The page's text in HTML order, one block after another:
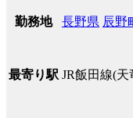
勤務地 長野県 辰野
最寄り駅 JR飯田線(